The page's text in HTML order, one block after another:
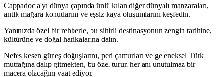
Cappadocia'yı dünya çapında ünlü kılan diğer dünyalı manzaraları,
antik mağara konutlarını ve eşsiz kaya oluşumlarını keşfedin.
Yanınızda özel bir rehberle, bu sihirli destinasyonun zengin tarihine,
kültürüne ve doğal harikalarına dalın.
Nefes kesen güneş doğuşlarını, peri çamurları ve geleneksel Türk
mutfağına dalıp gitmekten, bu özel turun her anı unutulmaz bir
macera olacağını vaat ediyor.